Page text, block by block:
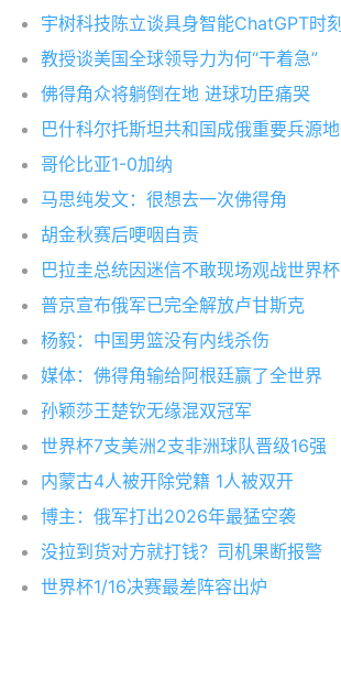
宇树科技陈立谈具身智能ChatGPT时刻
教授谈美国全球领导力为何“干着急”
佛得角众将躺倒在地 进球功臣痛哭
巴什科尔托斯坦共和国成俄重要兵源地
哥伦比亚1-0加纳
马思纯发文：很想去一次佛得角
胡金秋赛后哽咽自责
巴拉圭总统因迷信不敢现场观战世界杯
普京宣布俄军已完全解放卢甘斯克
杨毅：中国男篮没有内线杀伤
媒体：佛得角输给阿根廷赢了全世界
孙颖莎王楚钦无缘混双冠军
世界杯7支美洲2支非洲球队晋级16强
内蒙古4人被开除党籍 1人被双开
博主：俄军打出2026年最猛空袭
没拉到货对方就打钱？司机果断报警
世界杯1/16决赛最差阵容出炉